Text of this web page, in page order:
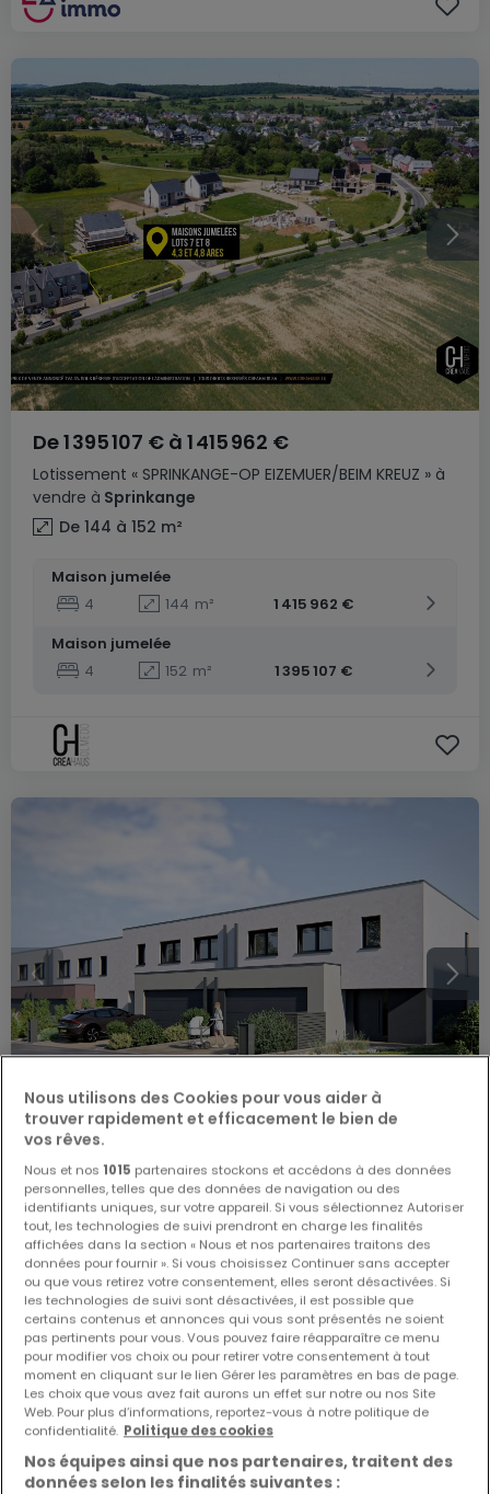
Lotissement « SPRINKANGE-OP EIZEMUER/BEIM KREUZ » à
vendre à Sprinkange
De1 395 107 € à 1 415 962 €
De 144 à 152 m²
Maison jumelée
4
144 m²
1 415 962 €
Maison jumelée
4
152 m² 1 395 107 €
Lotissement « Kummerhéicht - Mondercange » à
vendre àMondercange
De1 100 586 €à1 375 932 €
De 137 à 194m²
Maison individuelle
4
150 m²
1 100 586 €
Maison individuelle
4
160 m²
1 130 752 €
Maison individuelle
4
183 m² 1 259 985 €
Nous utilisons des Cookies pour vous aider à
trouver rapidement et efficacement le bien de
vos rêves.
Nous et nos 1015 partenaires stockons et accédons à des données
personnelles, telles que des données de navigation ou des
identifiants uniques, sur votre appareil. Si vous sélectionnez Autoriser
tout, les technologies de suivi prendront en charge les finalités
affichées dans la section « Nous et nos partenaires traitons des
données pour fournir ». Si vous choisissez Continuer sans accepter
ou que vous retirez votre consentement, elles seront désactivées. Si
les technologies de suivi sont désactivées, il est possible que
certains contenus et annonces qui vous sont présentés ne soient
pas pertinents pour vous. Vous pouvez faire réapparaître ce menu
pour modifier vos choix ou pour retirer votre consentement à tout
moment en cliquant sur le lien Gérer les paramètres en bas de page.
Les choix que vous avez fait aurons un effet sur notre ou nos Site
Web. Pour plus d’informations, reportez-vous à notre politique de
confidentialité. Politique des cookies
Nos équipes ainsi que nos partenaires, traitent des
données selon les finalités suivantes :